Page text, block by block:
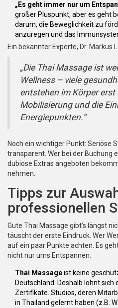
„Es geht immer nur um
großer Pluspunkt, aber es geht
darum, die Beweglichkeit zu
anzuregen und das
Ein bekannter Experte, Dr. Markus
„Die Thai Massage ist
Wellness – viele
entstehen im Körper
Mobilisierung und die
Energiepunkten.“
Noch ein wichtiger Punkt: Seriöse
transparent. Wer bei der Buchung
dubiose Extras angeboten
nehmen.
Tipps zur
professionellen
Gute Thai Massage gibt’s längst
täuscht der erste Eindruck. Wer
auf ein paar Punkte achten. Es
nicht nur ums Entspannen.
Thai Massageist keine
Deutschland. Deshalb lohnt sich
Zertifikate. Studios, deren
in Thailand gelernt haben (z.B.